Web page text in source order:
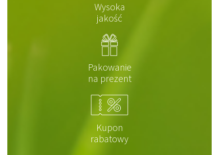
Wysoka
jakość
Pakowanie
na prezent
Kupon
rabatowy